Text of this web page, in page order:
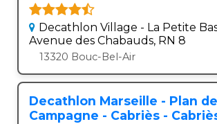
Decathlon Village - La Petite
Avenue des Chabauds, RN 8
13320 Bouc-Bel-Air
Decathlon Marseille - Plan de
Campagne - Cabriès -